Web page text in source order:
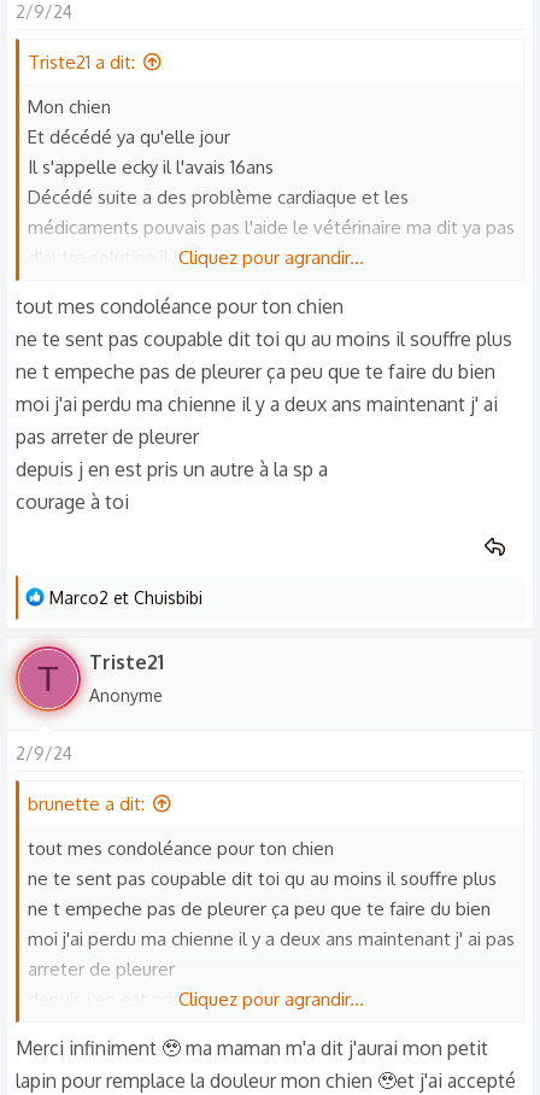
2/9/24
Triste21 a dit:
Mon chien
Et décédé ya qu'elle jour
Il s'appelle ecky il l'avais 16ans
Décédé suite a des problème cardiaque et les
médicaments pouvais pas l'aide le vétérinaire ma dit ya pas
d'autre solution il long pique
Il me manque tellement que j'ai envie pleure
🥹 S'était toute ma vie mon pauvre amour j'ai pas pu lui
dire en revoir cars j'étais pas chez moi mais loin a 1h 😔
comment je me sens coupable j'aimerais tellement qu'il me
pardonne
Sache que je l'aime toute mon cœur que je suis désolée et
que je l'oublirais jamais
Cliquez pour agrandir...
tout mes condoléance pour ton chien
ne te sent pas coupable dit toi qu au moins il souffre plus
ne t empeche pas de pleurer ça peu que te faire du bien
moi j'ai perdu ma chienne il y a deux ans maintenant j' ai
pas arreter de pleurer
depuis j en est pris un autre à la sp a
courage à toi
L
s
é
c
o
n
s
Marco2 et Chuisbibi
T Triste21
Anonyme
2/9/24
brunette a dit:
tout mes condoléance pour ton chien
ne te sent pas coupable dit toi qu au moins il souffre plus
ne t empeche pas de pleurer ça peu que te faire du bien
moi j'ai perdu ma chienne il y a deux ans maintenant j' ai pas
arreter de pleurer
depuis j en est pris un autre à la sp a
Cliquez pour agrandir...
Merci infiniment 🥹 ma maman m'a dit j'aurai mon petit
lapin pour remplace la douleur mon chien 🥹et j'ai accepté